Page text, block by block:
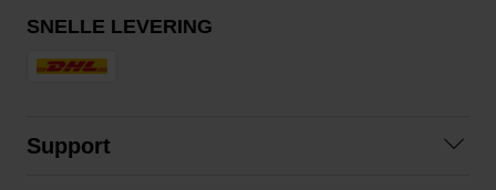
SNELLE LEVERING
Support